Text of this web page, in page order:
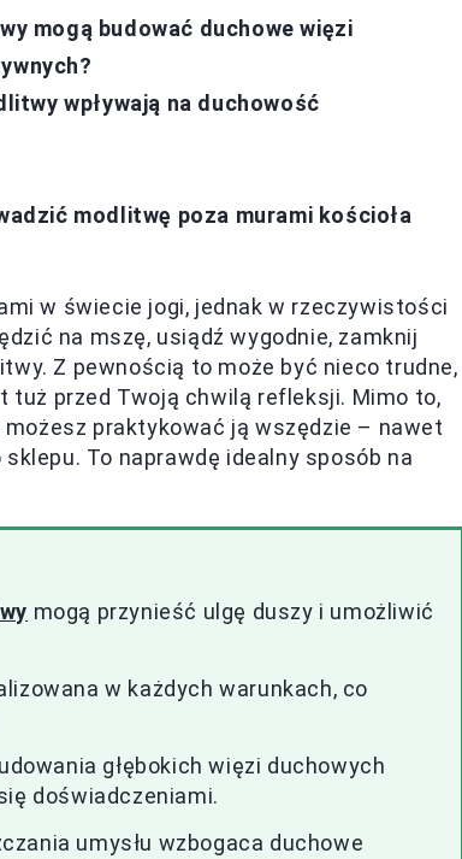
mogą budować duchowe więzi
wpływają na duchowość
modlitwę poza murami kościoła
w świecie jogi, jednak w rzeczywistości
na mszę, usiądź wygodnie, zamknij
Z pewnością to może być nieco trudne,
tuż przed Twoją chwilą refleksji. Mimo to,
praktykować ją wszędzie – nawet
To naprawdę idealny sposób na
mogą przynieść ulgę duszy i umożliwić
w każdych warunkach, co
głębokich więzi duchowych
doświadczeniami.
umysłu wzbogaca duchowe